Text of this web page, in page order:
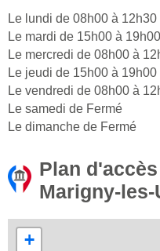
Le lundi de 08h00 à 12h30
Le mardi de 15h00 à 19h00
Le mercredi de 08h00 à
Le jeudi de 15h00 à 19h00
Le vendredi de 08h00 à
Le samedi de Fermé
Le dimanche de Fermé
Plan
Marigny-les-
+